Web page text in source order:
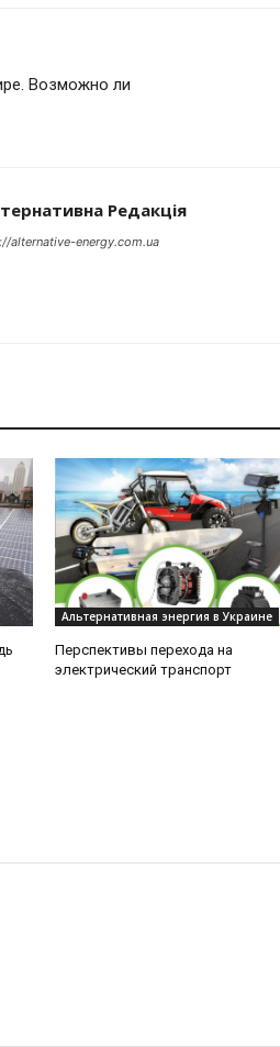
Возможно ли
Редакція
alternative-energy.com.ua
Альтернативная энергия в Украине
Перспективы перехода на
электрический транспорт